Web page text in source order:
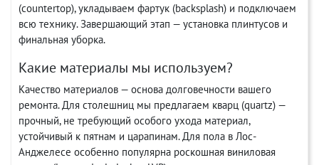
(countertop), укладываем фартук (backsplash) и подключаем
всю технику. Завершающий этап — установка плинтусов и
финальная уборка.
Какие материалы мы используем?
Качество материалов — основа долговечности вашего
ремонта. Для столешниц мы предлагаем кварц (quartz) —
прочный, не требующий особого ухода материал,
устойчивый к пятнам и царапинам. Для пола в Лос-
Анджелесе особенно популярна роскошная виниловая